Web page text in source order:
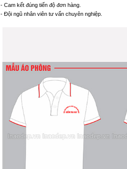
- Cam kết đúng tiến độ đơn hàng.
- Đội ngũ nhân viên tư vấn chuyên nghiệp.